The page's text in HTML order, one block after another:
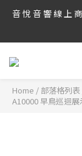
8/6 ~ 8/9 第36屆
音 悅 音 響 線 上
音 悅 音 響 線 上
8/6 ~ 8/9 第36屆
Home / 部落格列表
A10000 早鳥巡迴